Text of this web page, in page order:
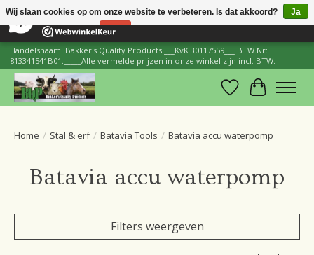
206 Reviews ×
Handelsnaam: Bakker's Quality Products.___KvK 30117559___ BTW.Nr:
813341541B01._____Alle vermelde prijzen in onze winkel zijn incl. BTW.
Verlanglijst
Home / Stal & erf / Batavia Tools / Batavia accu waterpomp
Batavia accu waterpomp
Filters weergeven
Wij slaan cookies op om onze website te verbeteren. Is dat akkoord?
Ja
Nee